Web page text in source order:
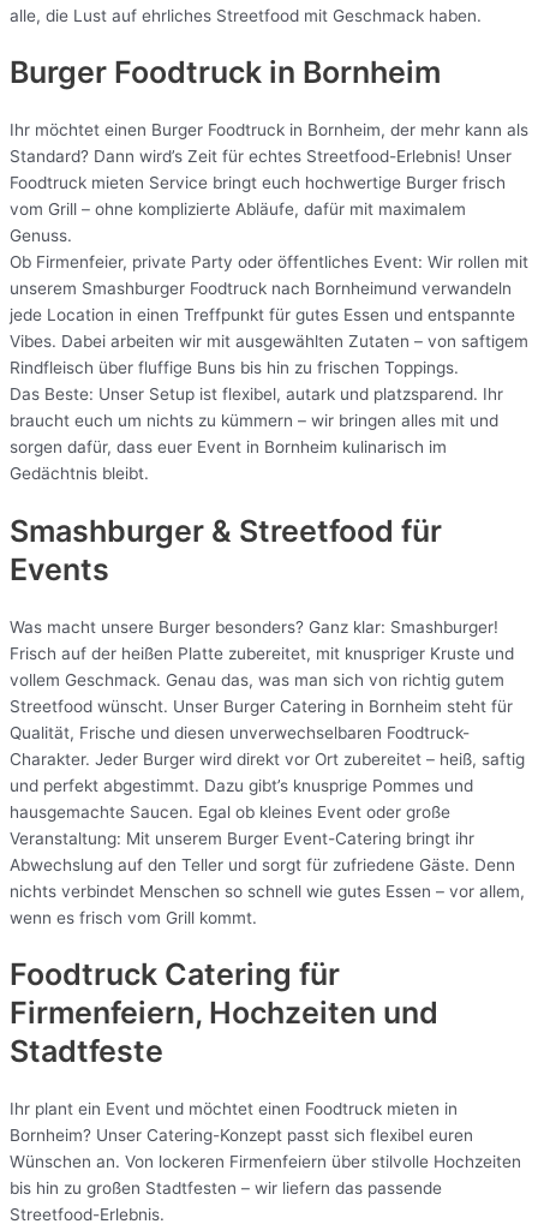
alle, die Lust auf ehrliches Streetfood mit Geschmack haben.
Burger Foodtruck in Bornheim
Ihr möchtet einen Burger Foodtruck in Bornheim, der mehr kann als
Standard? Dann wird’s Zeit für echtes Streetfood-Erlebnis! Unser
Foodtruck mieten Service bringt euch hochwertige Burger frisch
vom Grill – ohne komplizierte Abläufe, dafür mit maximalem
Genuss.
Ob Firmenfeier, private Party oder öffentliches Event: Wir rollen mit
unserem Smashburger Foodtruck nach Bornheimund verwandeln
jede Location in einen Treffpunkt für gutes Essen und entspannte
Vibes. Dabei arbeiten wir mit ausgewählten Zutaten – von saftigem
Rindfleisch über fluffige Buns bis hin zu frischen Toppings.
Das Beste: Unser Setup ist flexibel, autark und platzsparend. Ihr
braucht euch um nichts zu kümmern – wir bringen alles mit und
sorgen dafür, dass euer Event in Bornheim kulinarisch im
Gedächtnis bleibt.
Smashburger & Streetfood für
Events
Was macht unsere Burger besonders? Ganz klar: Smashburger!
Frisch auf der heißen Platte zubereitet, mit knuspriger Kruste und
vollem Geschmack. Genau das, was man sich von richtig gutem
Streetfood wünscht. Unser Burger Catering in Bornheim steht für
Qualität, Frische und diesen unverwechselbaren Foodtruck-
Charakter. Jeder Burger wird direkt vor Ort zubereitet – heiß, saftig
und perfekt abgestimmt. Dazu gibt’s knusprige Pommes und
hausgemachte Saucen. Egal ob kleines Event oder große
Veranstaltung: Mit unserem Burger Event-Catering bringt ihr
Abwechslung auf den Teller und sorgt für zufriedene Gäste. Denn
nichts verbindet Menschen so schnell wie gutes Essen – vor allem,
wenn es frisch vom Grill kommt.
Foodtruck Catering für
Firmenfeiern, Hochzeiten und
Stadtfeste
Ihr plant ein Event und möchtet einen Foodtruck mieten in
Bornheim? Unser Catering-Konzept passt sich flexibel euren
Wünschen an. Von lockeren Firmenfeiern über stilvolle Hochzeiten
bis hin zu großen Stadtfesten – wir liefern das passende
Streetfood-Erlebnis.